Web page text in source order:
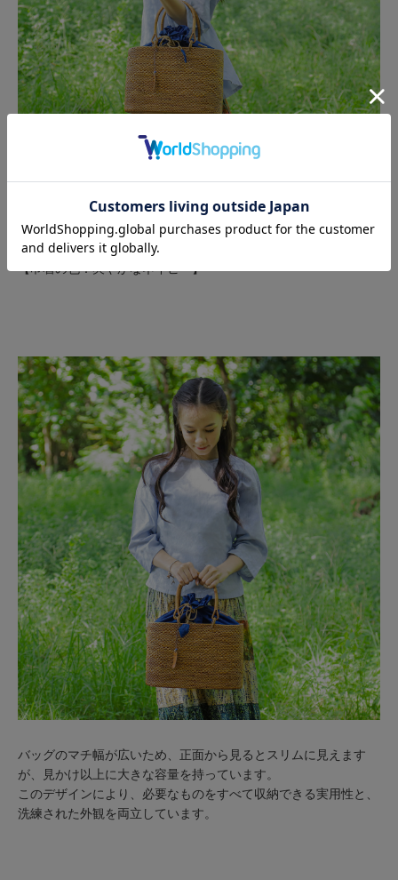
こちらの巾着の色は落ち着いた「爽やかなネイビー」です。
この色はお洋服にも非常に合わせやすく、どんなスタイルにも上
品な印象を与えます。
【巾着の色：爽やかなネイビー】
バッグのマチ幅が広いため、正面から見るとスリムに見えます
が、見かけ以上に大きな容量を持っています。
このデザインにより、必要なものをすべて収納できる実用性と、
洗練された外観を両立しています。